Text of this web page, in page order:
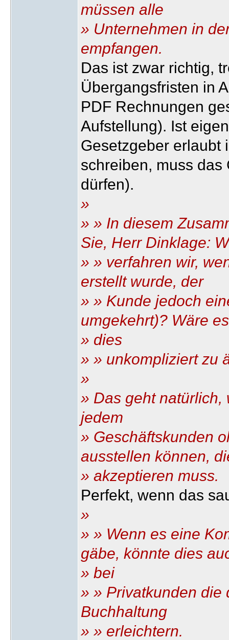
müssen alle
» Unternehmen in
empfangen.
Das ist zwar richtig,
Übergangsfristen in
PDF Rechnungen
Aufstellung). Ist
Gesetzgeber erlaubt
schreiben, muss
dürfen).
»
» » In diesem
Sie, Herr Dinklage:
» » verfahren wir,
erstellt wurde, der
» » Kunde jedoch
umgekehrt)? Wäre
» dies
» » unkompliziert zu
»
» Das geht natürlich,
jedem
» Geschäftskunden
ausstellen können,
» akzeptieren muss.
Perfekt, wenn das
»
» » Wenn es eine
gäbe, könnte dies
» bei
» » Privatkunden die
Buchhaltung
» » erleichtern.